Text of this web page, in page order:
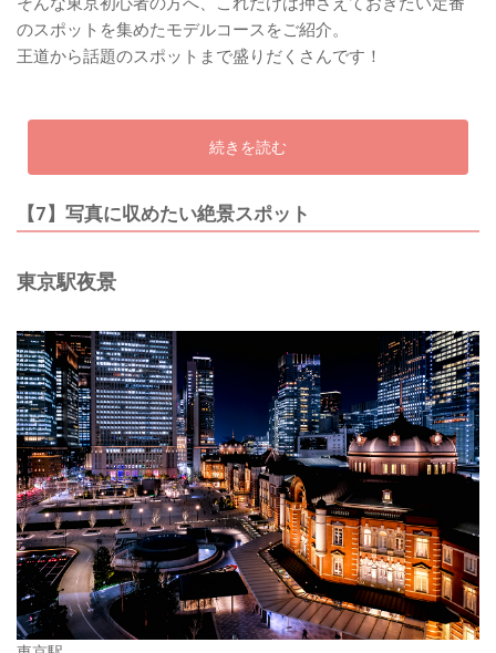
のスポットを集めたモデルコースをご紹介。
王道から話題のスポットまで盛りだくさんです！
続きを読む
【7】写真に収めたい絶景スポット
東京駅夜景